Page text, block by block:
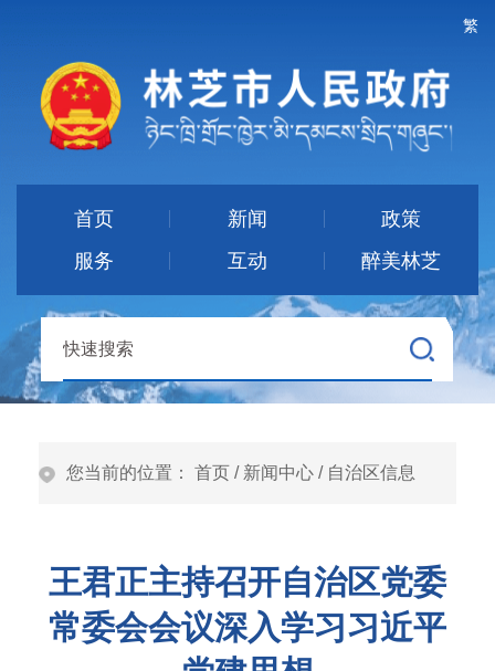
繁
首页 新闻
政策
服务
互动 醉美林芝
您当前的位置： 首页 / 新闻中心 / 自治区信息
王君正主持召开自治区党委
常委会会议深入学习习近平